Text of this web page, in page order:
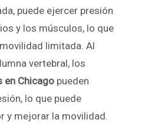
puede ejercer presión
y los músculos, lo que
limitada. Al
vertebral, los
en Chicago pueden
lo que puede
y mejorar la movilidad.